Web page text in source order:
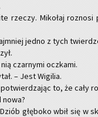
rze­czy. Mi­ko­łaj
jedno z tych
czar­ny­mi oczka­mi.
– Jest Wi­gi­lia.
po­twier­dza­jąc to, że cały
nowa?
głę­bo­ko wbił się